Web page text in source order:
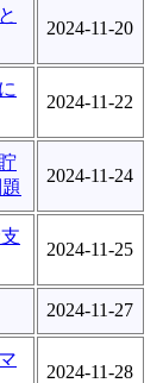
2024-11-20
2024-11-22
2024-11-24
2024-11-25
2024-11-27
2024-11-28